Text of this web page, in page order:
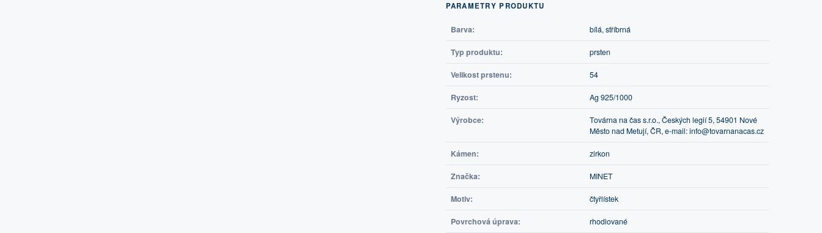
PARAMETRY PRODUKTU
Barva: bílá, stříbrná
Typ produktu: prsten
Velikost prstenu: 54
Ryzost: Ag 925/1000
Výrobce:
Továrna na čas s.r.o., Českých legií 5, 54901 Nové
Město nad Metují, ČR, e-mail: info@tovarnanacas.cz
Kámen: zirkon
Značka: MINET
Motiv: čtyřlístek
Povrchová úprava: rhodiované